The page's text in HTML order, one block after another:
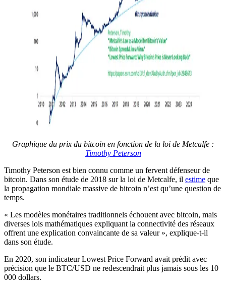
Graphique du prix du bitcoin en fonction de la loi de Metcalfe :
Timothy Peterson
Timothy Peterson est bien connu comme un fervent défenseur de
bitcoin. Dans son étude de 2018 sur la loi de Metcalfe, il estime que
la propagation mondiale massive de bitcoin n’est qu’une question de
temps.
« Les modèles monétaires traditionnels échouent avec bitcoin, mais
diverses lois mathématiques expliquant la connectivité des réseaux
offrent une explication convaincante de sa valeur », explique-t-il
dans son étude.
En 2020, son indicateur Lowest Price Forward avait prédit avec
précision que le BTC/USD ne redescendrait plus jamais sous les 10
000 dollars.